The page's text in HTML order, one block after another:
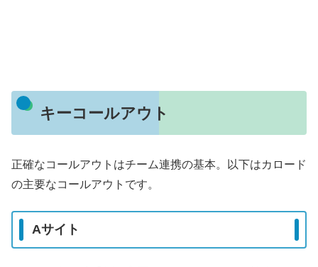
キーコールアウト
正確なコールアウトはチーム連携の基本。以下はカロード
の主要なコールアウトです。
Aサイト